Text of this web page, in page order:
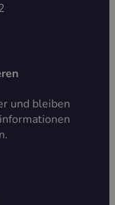
und bleiben